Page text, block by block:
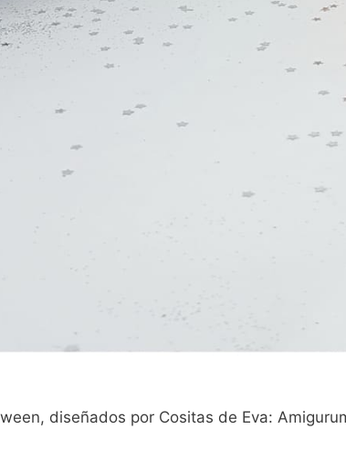
diseñados por Cositas de Eva: